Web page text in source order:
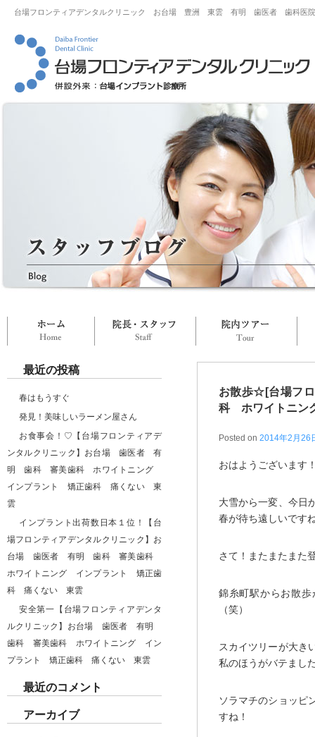
台場フロンティアデンタルクリニック お台場 豊洲 東雲 有明 歯医者 歯科医
ホーム 院長・スタッフ
最近の投稿
春はもうすぐ
発見！美味しいラーメン屋さん
お食事会！♡【台場フロンティアデ
ンタルクリニック】お台場 歯医者 有
明 歯科 審美歯科 ホワイトニング
インプラント 矯正歯科 痛くない 東
雲
インプラント出荷数日本１位！【台
場フロンティアデンタルクリニック】お
台場 歯医者 有明 歯科 審美歯科
ホワイトニング インプラント 矯正歯
科 痛くない 東雲
安全第一【台場フロンティアデンタ
ルクリニック】お台場 歯医者 有明
歯科 審美歯科 ホワイトニング イン
プラント 矯正歯科 痛くない 東雲
最近のコメント
アーカイブ
お散歩☆[台場フ
科 ホワイトニ
Posted on 2014年2月26
おはようございます
大雪から一変、今日
春が待ち遠しいです
さて！またまたまた
錦糸町駅からお散
（笑）
スカイツリーが大き
私のほうがバテまし
ソラマチのショッピ
すね！